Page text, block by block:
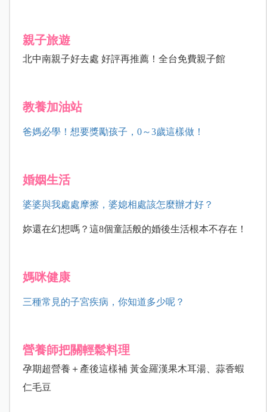
親子旅遊
北中南親子好去處 好評再推薦！全台免費親子館
教養加油站
爸媽必學！想要獎勵孩子，0～3歲這樣做！
婚姻生活
婆婆與我處處摩擦，婆媳相處該怎麼辦才好？
妳還在幻想嗎？這8個童話般的婚後生活根本不存在！
媽咪健康
三種常見的子宮疾病，你知道多少呢？
營養師把關輕鬆料理
孕期超營養＋產後這樣補 黃金羅漢果木耳湯、蒜香蝦
仁毛豆